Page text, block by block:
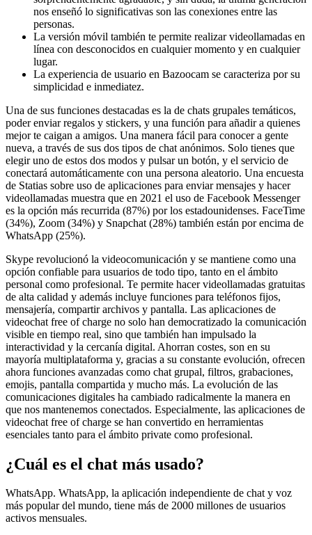
nos enseñó lo significativas son las conexiones entre las
personas.
La versión móvil también te permite realizar videollamadas en
línea con desconocidos en cualquier momento y en cualquier
lugar.
La experiencia de usuario en Bazoocam se caracteriza por su
simplicidad e inmediatez.
Una de sus funciones destacadas es la de chats grupales temáticos,
poder enviar regalos y stickers, y una función para añadir a quienes
mejor te caigan a amigos. Una manera fácil para conocer a gente
nueva, a través de sus dos tipos de chat anónimos. Solo tienes que
elegir uno de estos dos modos y pulsar un botón, y el servicio de
conectará automáticamente con una persona aleatorio. Una encuesta
de Statias sobre uso de aplicaciones para enviar mensajes y hacer
videollamadas muestra que en 2021 el uso de Facebook Messenger
es la opción más recurrida (87%) por los estadounidenses. FaceTime
(34%), Zoom (34%) y Snapchat (28%) también están por encima de
WhatsApp (25%).
Skype revolucionó la videocomunicación y se mantiene como una
opción confiable para usuarios de todo tipo, tanto en el ámbito
personal como profesional. Te permite hacer videollamadas gratuitas
de alta calidad y además incluye funciones para teléfonos fijos,
mensajería, compartir archivos y pantalla. Las aplicaciones de
videochat free of charge no solo han democratizado la comunicación
visible en tiempo real, sino que también han impulsado la
interactividad y la cercanía digital. Ahorran costes, son en su
mayoría multiplataforma y, gracias a su constante evolución, ofrecen
ahora funciones avanzadas como chat grupal, filtros, grabaciones,
emojis, pantalla compartida y mucho más. La evolución de las
comunicaciones digitales ha cambiado radicalmente la manera en
que nos mantenemos conectados. Especialmente, las aplicaciones de
videochat free of charge se han convertido en herramientas
esenciales tanto para el ámbito private como profesional.
¿Cuál es el chat más usado?
WhatsApp. WhatsApp, la aplicación independiente de chat y voz
más popular del mundo, tiene más de 2000 millones de usuarios
activos mensuales.